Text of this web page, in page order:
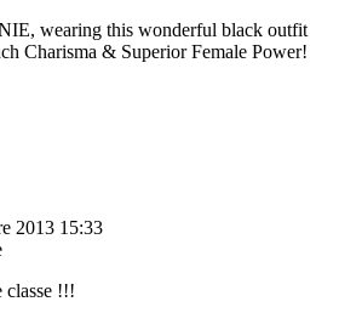
wearing this wonderful black outfit
Charisma & Superior Female Power!
2013 15:33
classe !!!